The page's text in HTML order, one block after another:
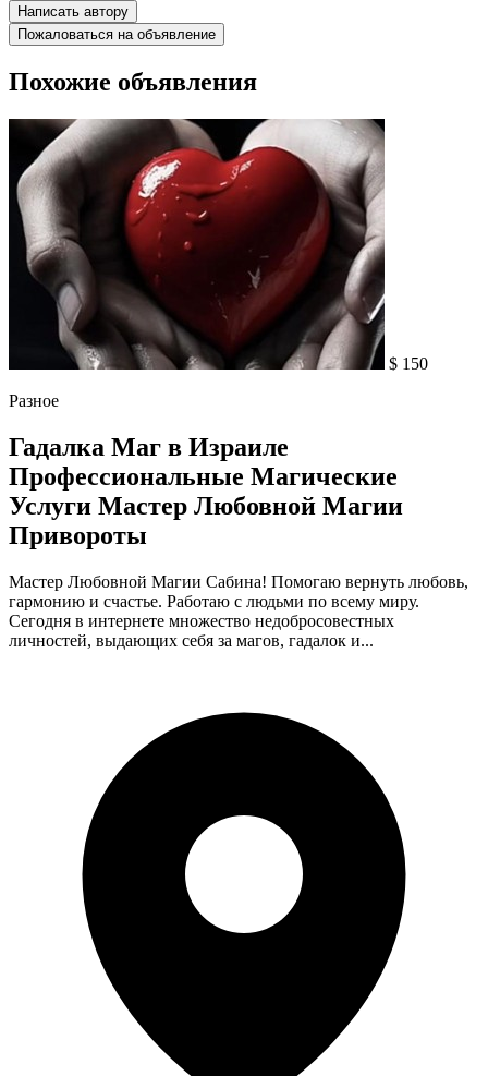
Написать автору
Пожаловаться на объявление
Похожие объявления
$ 150
Разное
Гадалка Маг в Израиле
Профессиональные Магические
Услуги Мастер Любовной Магии
Привороты
Мастер Любовной Магии Сабина! Помогаю вернуть любовь,
гармонию и счастье. Работаю с людьми по всему миру.
Сегодня в интернете множество недобросовестных
личностей, выдающих себя за магов, гадалок и...